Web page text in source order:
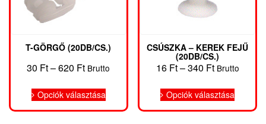
T-GÖRGŐ (20DB/CS.)
30 Ft–620 FtÁrtartomány:
-
Brutto
Opciók választásaa
terméknek
CSÚSZKA – KEREK FEJŰ
(20DB/CS.)
16 Ft–340 Ft
-
Brutto
Opciók választásaa